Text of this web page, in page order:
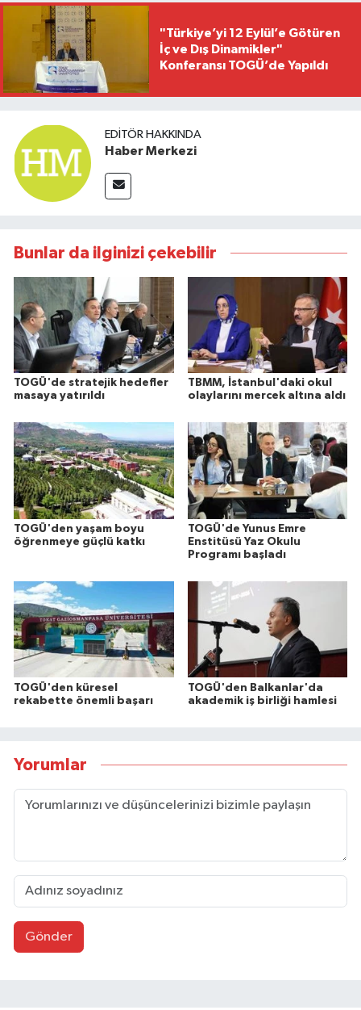
"Türkiye’yi 12 Eylül’e Götüren
İç ve Dış Dinamikler"
Konferansı TOGÜ’de Yapıldı
EDITÖR HAKKINDA
Haber Merkezi
Bunlar da ilginizi çekebilir
TOGÜ'de stratejik hedefler
masaya yatırıldı
TBMM, İstanbul'daki okul
olaylarını mercek altına aldı
TOGÜ'den yaşam boyu
öğrenmeye güçlü katkı
TOGÜ'de Yunus Emre
Enstitüsü Yaz Okulu
Programı başladı
TOGÜ'den küresel
rekabette önemli başarı
TOGÜ'den Balkanlar'da
akademik iş birliği hamlesi
Yorumlar
Gönder